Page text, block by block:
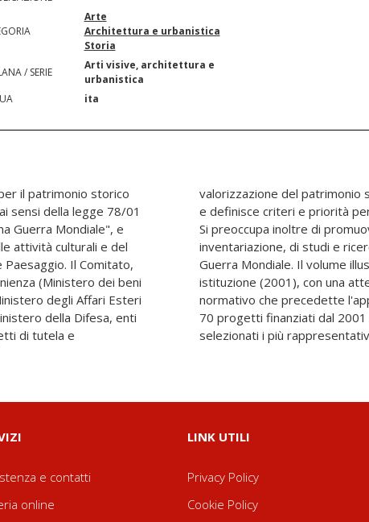
Arte
Architettura e urbanistica
Storia
/ SERIE
Arti visive, architettura e
urbanistica
ita
il patrimonio storico
sensi della legge 78/01
Guerra Mondiale", e
attività culturali e del
Il Comitato,
(Ministero dei beni
degli Affari Esteri
della Difesa, enti
di tutela e
Prima Guerra Mondiale
dei finanziamenti.
di ricognizione, di
della Prima
del Comitato dalla sua
particolare al dibattito
della legge, e agli oltre
tra i quali sono stati
selezionati i più
e contatti
online
LINK UTILI
Privacy Policy
Cookie Policy